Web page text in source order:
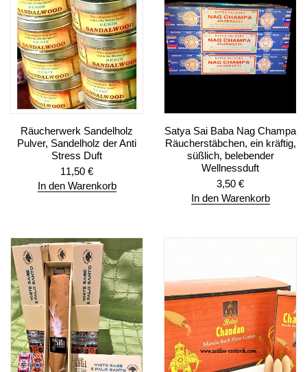
Räucherwerk Sandelholz
Pulver, Sandelholz der Anti
Stress Duft
11,50 €
In den Warenkorb
Satya Sai Baba Nag Champa
Räucherstäbchen, ein kräftig,
süßlich, belebender
Wellnessduft
3,50 €
In den Warenkorb